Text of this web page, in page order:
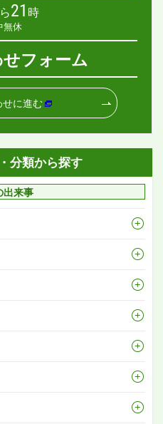
21 時
無休
フォーム
せに進む
分類から探す
出来事